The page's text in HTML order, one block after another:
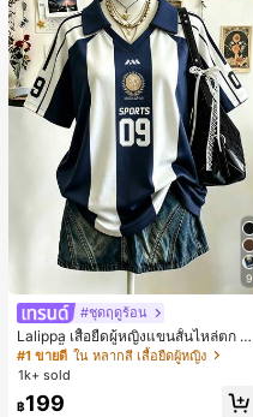
9
#ชุดฤดูร้อน
Lalippa เสื้อยืดผู้หญิงแขนสั้นไหล่ตก ค
อวีปกเสื้อ ลายพิมพ์ดิจิทัลลายทาง สไตล์
สปอร์ตแฟชั่นมินิมอล ของขวัญสำหรับเ
พื่อน
#1 ขายดี ใน หลากสี เสื้อยืดผู้หญิง
1k+ sold
฿199